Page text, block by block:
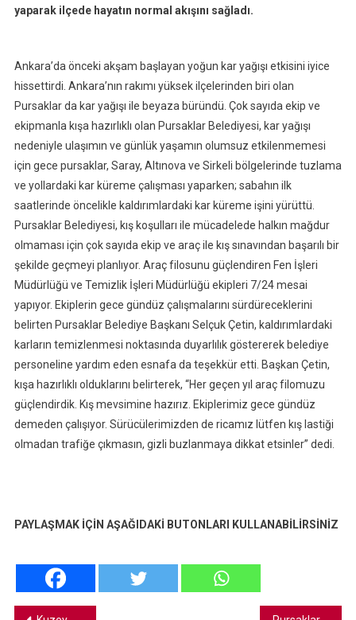
yaparak ilçede hayatın normal akışını sağladı.
Ankara’da önceki akşam başlayan yoğun kar yağışı etkisini iyice
hissettirdi. Ankara’nın rakımı yüksek ilçelerinden biri olan
Pursaklar da kar yağışı ile beyaza büründü. Çok sayıda ekip ve
ekipmanla kışa hazırlıklı olan Pursaklar Belediyesi, kar yağışı
nedeniyle ulaşımın ve günlük yaşamın olumsuz etkilenmemesi
için gece pursaklar, Saray, Altınova ve Sirkeli bölgelerinde tuzlama
ve yollardaki kar küreme çalışması yaparken; sabahın ilk
saatlerinde öncelikle kaldırımlardaki kar küreme işini yürüttü.
Pursaklar Belediyesi, kış koşulları ile mücadelede halkın mağdur
olmaması için çok sayıda ekip ve araç ile kış sınavından başarılı bir
şekilde geçmeyi planlıyor. Araç filosunu güçlendiren Fen İşleri
Müdürlüğü ve Temizlik İşleri Müdürlüğü ekipleri 7/24 mesai
yapıyor. Ekiplerin gece gündüz çalışmalarını sürdüreceklerini
belirten Pursaklar Belediye Başkanı Selçuk Çetin, kaldırımlardaki
karların temizlenmesi noktasında duyarlılık göstererek belediye
personeline yardım eden esnafa da teşekkür etti. Başkan Çetin,
kışa hazırlıklı olduklarını belirterek, “Her geçen yıl araç filomuzu
güçlendirdik. Kış mevsimine hazırız. Ekiplerimiz gece gündüz
demeden çalışıyor. Sürücülerimizden de ricamız lütfen kış lastiği
olmadan trafiğe çıkmasın, gizli buzlanmaya dikkat etsinler” dedi.
PAYLAŞMAK İÇİN AŞAĞIDAKİ BUTONLARI KULLANABİLİRSİNİZ